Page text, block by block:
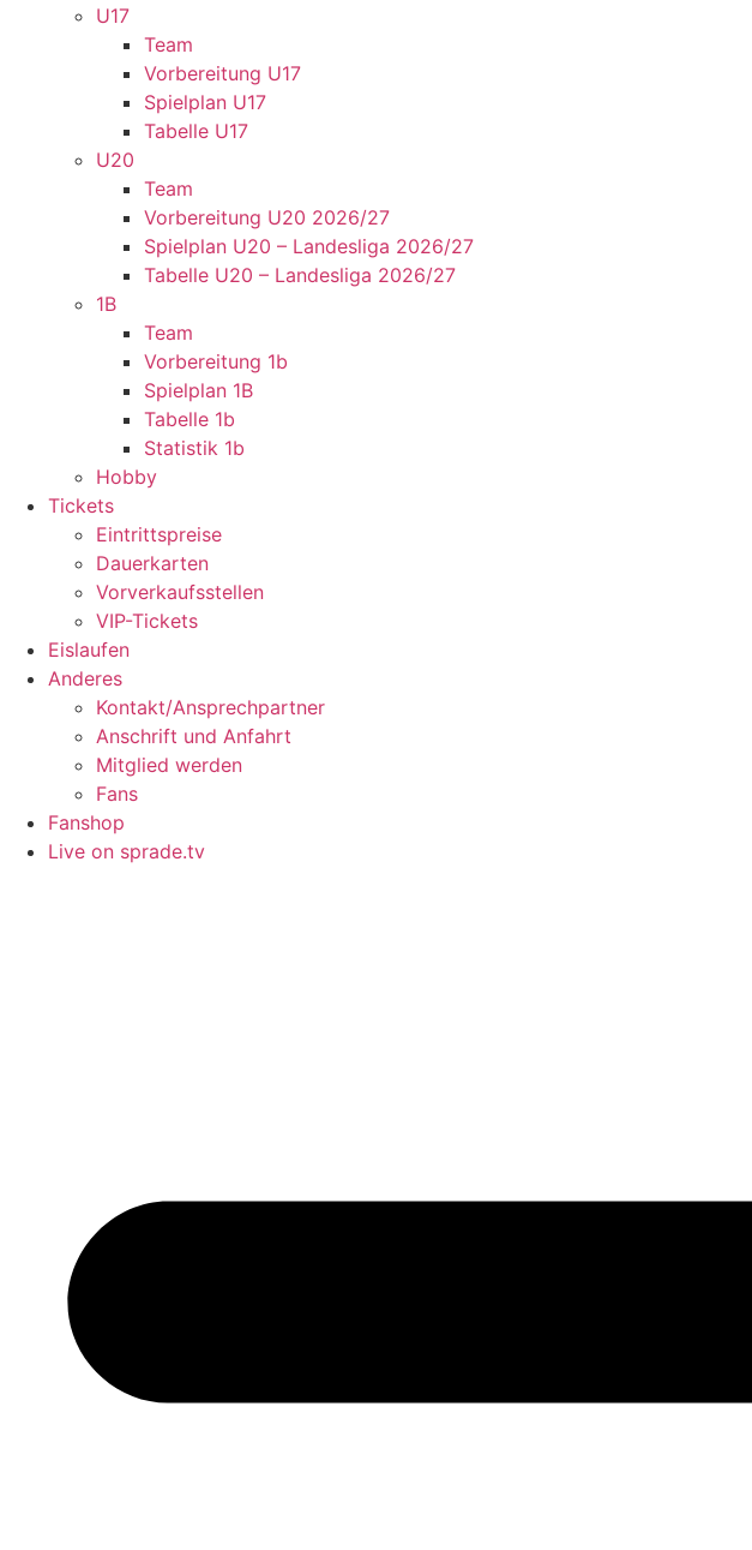
U17
Team
Vorbereitung U17
Spielplan U17
Tabelle U17
U20
Team
Vorbereitung U20 2026/27
Spielplan U20 – Landesliga 2026/27
Tabelle U20 – Landesliga 2026/27
1B
Team
Vorbereitung 1b
Spielplan 1B
Tabelle 1b
Statistik 1b
Hobby
Tickets
Eintrittspreise
Dauerkarten
Vorverkaufsstellen
VIP-Tickets
Eislaufen
Anderes
Kontakt/Ansprechpartner
Anschrift und Anfahrt
Mitglied werden
Fans
Fanshop
Live on sprade.tv